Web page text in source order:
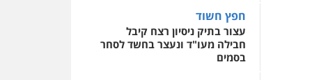
יחסי עו"ד לקוח
עורך דין מהצפון נעצר בחשד
להברחת חשיש לעצור בקישון